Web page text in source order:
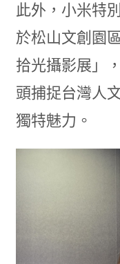
此外，小米特
於松山文創園
拾光攝影展」
頭捕捉台灣人
獨特魅力。